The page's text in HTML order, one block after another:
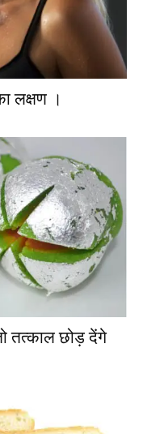
लक्षण ।
तत्काल छोड़ देंगे